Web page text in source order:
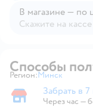
В магазине — по
Скажите на
Способы
Регион: Выбор
Минск
Забрать в магазине
Забрать в 7
Через час —